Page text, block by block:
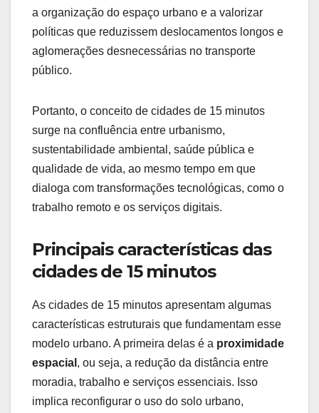
a organização do espaço urbano e a valorizar
políticas que reduzissem deslocamentos longos e
aglomerações desnecessárias no transporte
público.
Portanto, o conceito de cidades de 15 minutos
surge na confluência entre urbanismo,
sustentabilidade ambiental, saúde pública e
qualidade de vida, ao mesmo tempo em que
dialoga com transformações tecnológicas, como o
trabalho remoto e os serviços digitais.
Principais características das
cidades de 15 minutos
As cidades de 15 minutos apresentam algumas
características estruturais que fundamentam esse
modelo urbano. A primeira delas é a proximidade
espacial , ou seja, a redução da distância entre
moradia, trabalho e serviços essenciais. Isso
implica reconfigurar o uso do solo urbano,